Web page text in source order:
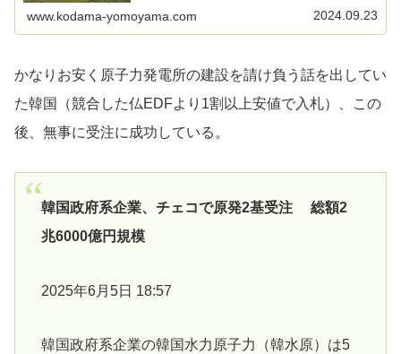
www.kodama-yomoyama.com 2024.09.23
かなりお安く原子力発電所の建設を請け負う話を出してい
た韓国（競合した仏EDFより1割以上安値で入札）、この
後、無事に受注に成功している。
韓国政府系企業、チェコで原発2基受注 総額2
兆6000億円規模
2025年6月5日 18:57
韓国政府系企業の韓国水力原子力（韓水原）は5